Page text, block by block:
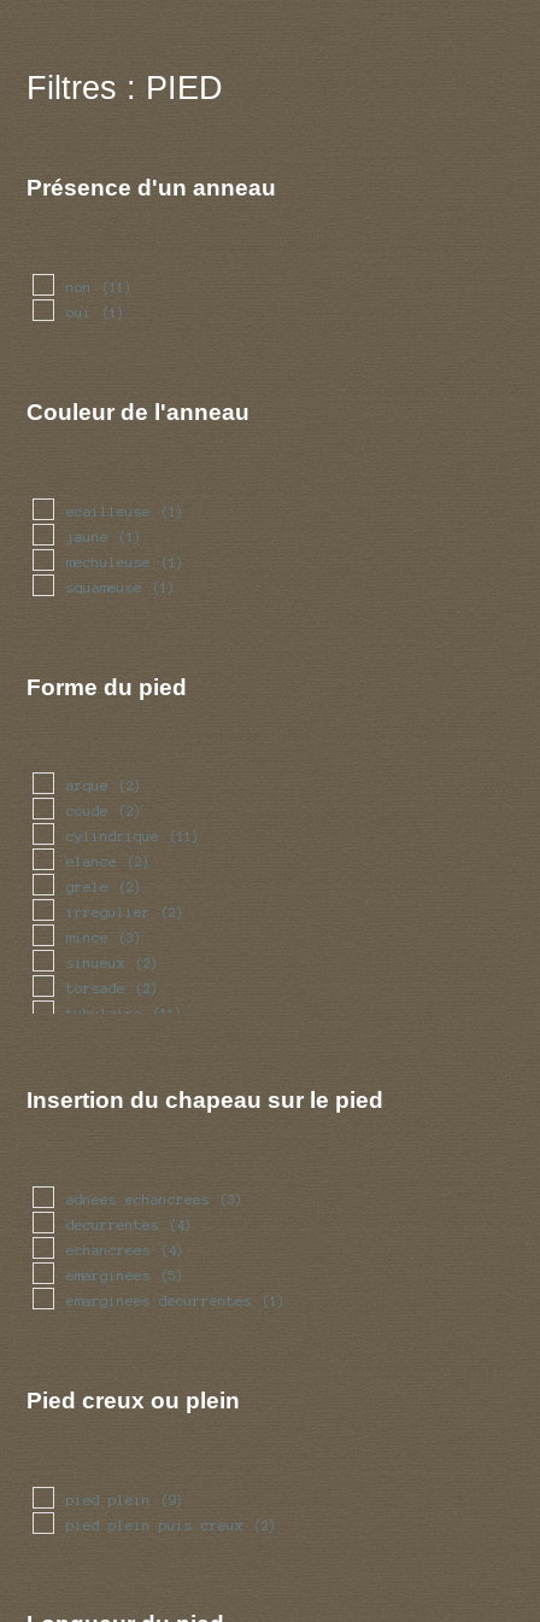
Filtres : PIED
Présence d'un anneau
non (11)
oui (1)
Couleur de l'anneau
ecailleuse (1)
jaune (1)
mechuleuse (1)
squameuse (1)
Forme du pied
arque (2)
coude (2)
cylindrique (11)
elance (2)
grele (2)
irregulier (2)
mince (3)
sinueux (2)
torsade (2)
tubulaire (11)
Insertion du chapeau sur le pied
adnees echancrees (3)
decurrentes (4)
echancrees (4)
emarginees (5)
emarginees decurrentes (1)
Pied creux ou plein
pied plein (9)
pied plein puis creux (2)